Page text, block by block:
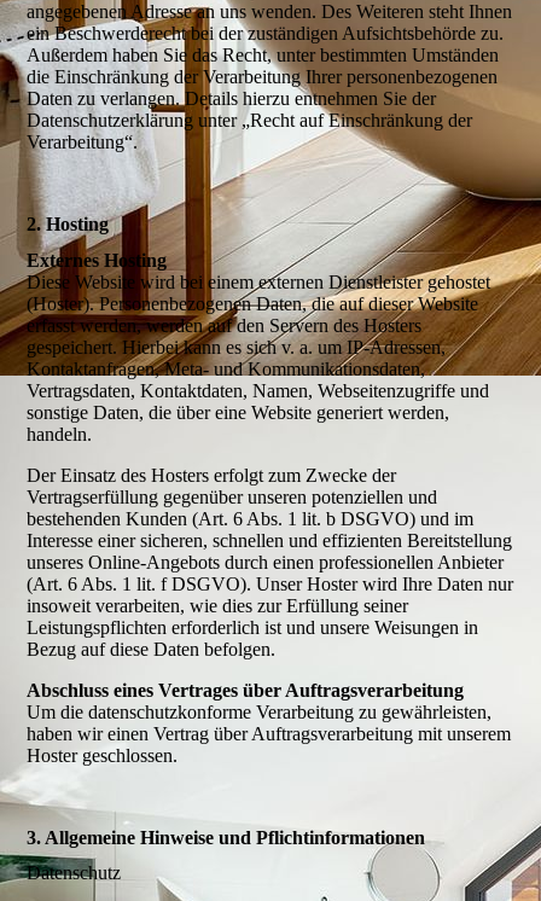
angegebenen Adresse an uns wenden. Des Weiteren steht Ihnen
ein Beschwerderecht bei der zuständigen Aufsichtsbehörde zu.
Außerdem haben Sie das Recht, unter bestimmten Umständen
die Einschränkung der Verarbeitung Ihrer personenbezogenen
Daten zu verlangen. Details hierzu entnehmen Sie der
Datenschutzerklärung unter „Recht auf Einschränkung der
Verarbeitung“.
2. Hosting
Externes Hosting
Diese Website wird bei einem externen Dienstleister gehostet
(Hoster). Personenbezogenen Daten, die auf dieser Website
erfasst werden, werden auf den Servern des Hosters
gespeichert. Hierbei kann es sich v. a. um IP-Adressen,
Kontaktanfragen, Meta- und Kommunikationsdaten,
Vertragsdaten, Kontaktdaten, Namen, Webseitenzugriffe und
sonstige Daten, die über eine Website generiert werden,
handeln.
Der Einsatz des Hosters erfolgt zum Zwecke der
Vertragserfüllung gegenüber unseren potenziellen und
bestehenden Kunden (Art. 6 Abs. 1 lit. b DSGVO) und im
Interesse einer sicheren, schnellen und effizienten Bereitstellung
unseres Online-Angebots durch einen professionellen Anbieter
(Art. 6 Abs. 1 lit. f DSGVO). Unser Hoster wird Ihre Daten nur
insoweit verarbeiten, wie dies zur Erfüllung seiner
Leistungspflichten erforderlich ist und unsere Weisungen in
Bezug auf diese Daten befolgen.
Abschluss eines Vertrages über Auftragsverarbeitung
Um die datenschutzkonforme Verarbeitung zu gewährleisten,
haben wir einen Vertrag über Auftragsverarbeitung mit unserem
Hoster geschlossen.
3. Allgemeine Hinweise und Pflichtinformationen
Datenschutz